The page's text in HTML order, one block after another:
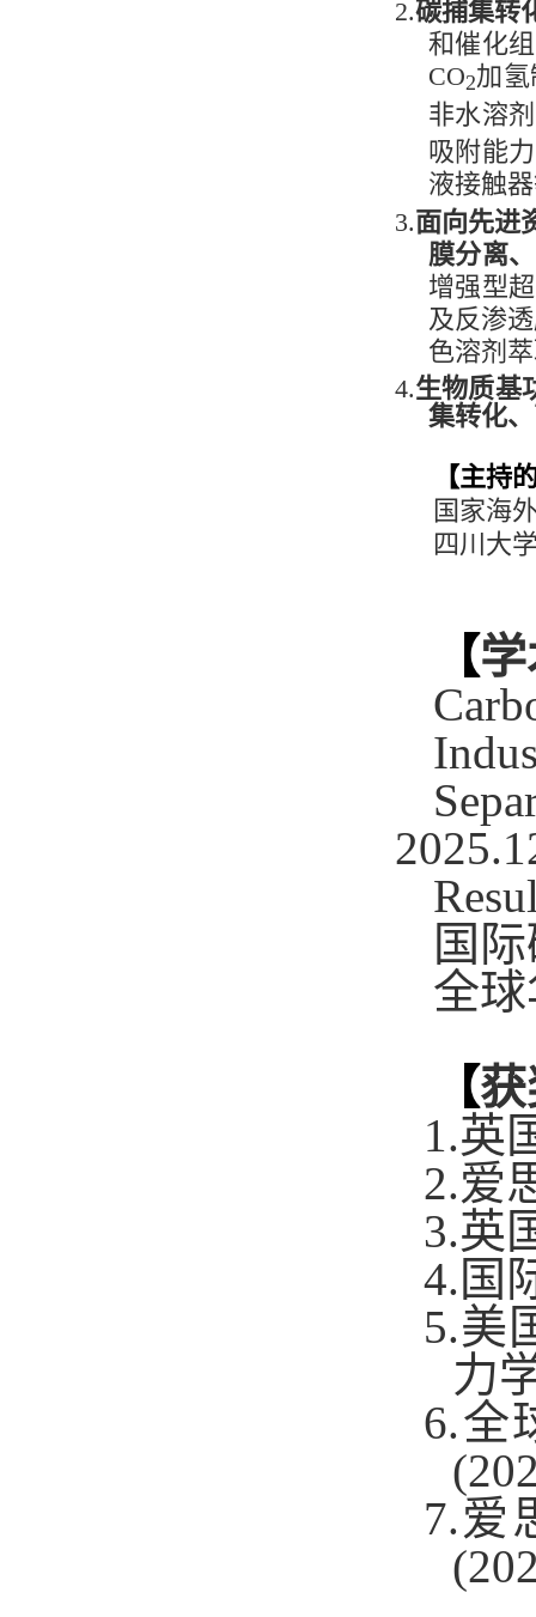
2.碳捕集转
和催化
CO2加
非水溶
吸附能
液接触
3.面向先进
膜分离
增强型
及反渗
色溶剂
4.生物质基
集转化
【主持
国家海
四川大
【
国
全
【
1.英
2.爱
3.英
4.国
5.美
力
6.全
7.爱